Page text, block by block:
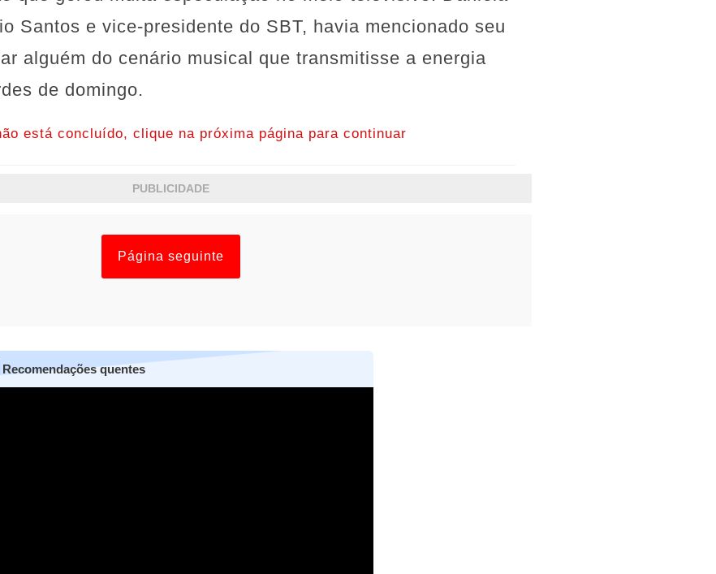
Santos e vice-presidente do SBT, havia mencionado seu
alguém do cenário musical que transmitisse a energia
de domingo.
está concluído, clique na próxima página para continuar
PUBLICIDADE
Página seguinte
Recomendações quentes